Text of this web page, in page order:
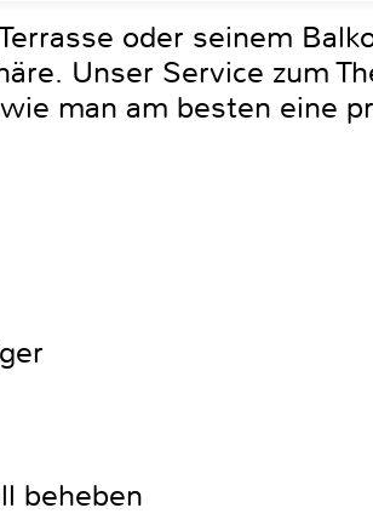
oder seinem
Unser Service zum
man am besten eine
beheben